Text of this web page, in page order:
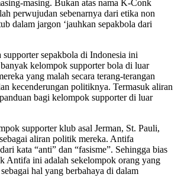
masing. Bukan atas nama K-Conk
perwujudan sebenarnya dari etika non
dalam jargon ‘jauhkan sepakbola dari
sepakbola di Indonesia ini
kelompok supporter bola di luar
yang malah secara terang-terangan
kecenderungan politiknya. Termasuk aliran
bagi kelompok supporter di luar
supporter klub asal Jerman, St. Pauli,
aliran politik mereka. Antifa
kata “anti” dan “fasisme”. Sehingga bias
Antifa ini adalah sekelompok orang yang
hal yang berbahaya di dalam